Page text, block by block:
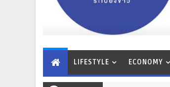
LIFESTYLE ECONOMY